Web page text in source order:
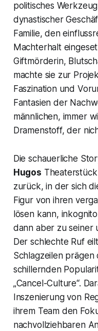
politisches
dynastischer
Familie, den
Machterhalt
Giftmörderin,
machte sie zur
Faszination und
Fantasien der
männlichen, immer
Dramenstoff, der
Die schauerliche
Hugos Theaterstück
zurück, in der sich
Figur von ihren
lösen kann,
dann aber zu seiner
Der schlechte Ruf
Schlagzeilen
schillernden
„Cancel-Culture“.
Inszenierung von
ihrem Team den
nachvollziehbaren